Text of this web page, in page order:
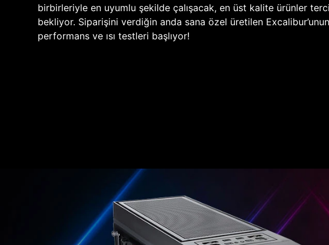
birbirleriyle en uyumlu şekilde çalışacak, en üst kalite ürünler
bekliyor. Siparişini verdiğin anda sana özel üretilen Excalibur’unun
performans ve ısı testleri başlıyor!